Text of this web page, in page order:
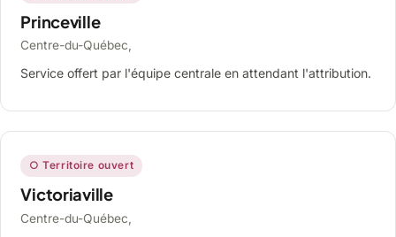
Princeville
Centre-du-Québec,
Service offert par l'équipe centrale en attendant l'attribution.
○ Territoire ouvert
Victoriaville
Centre-du-Québec,